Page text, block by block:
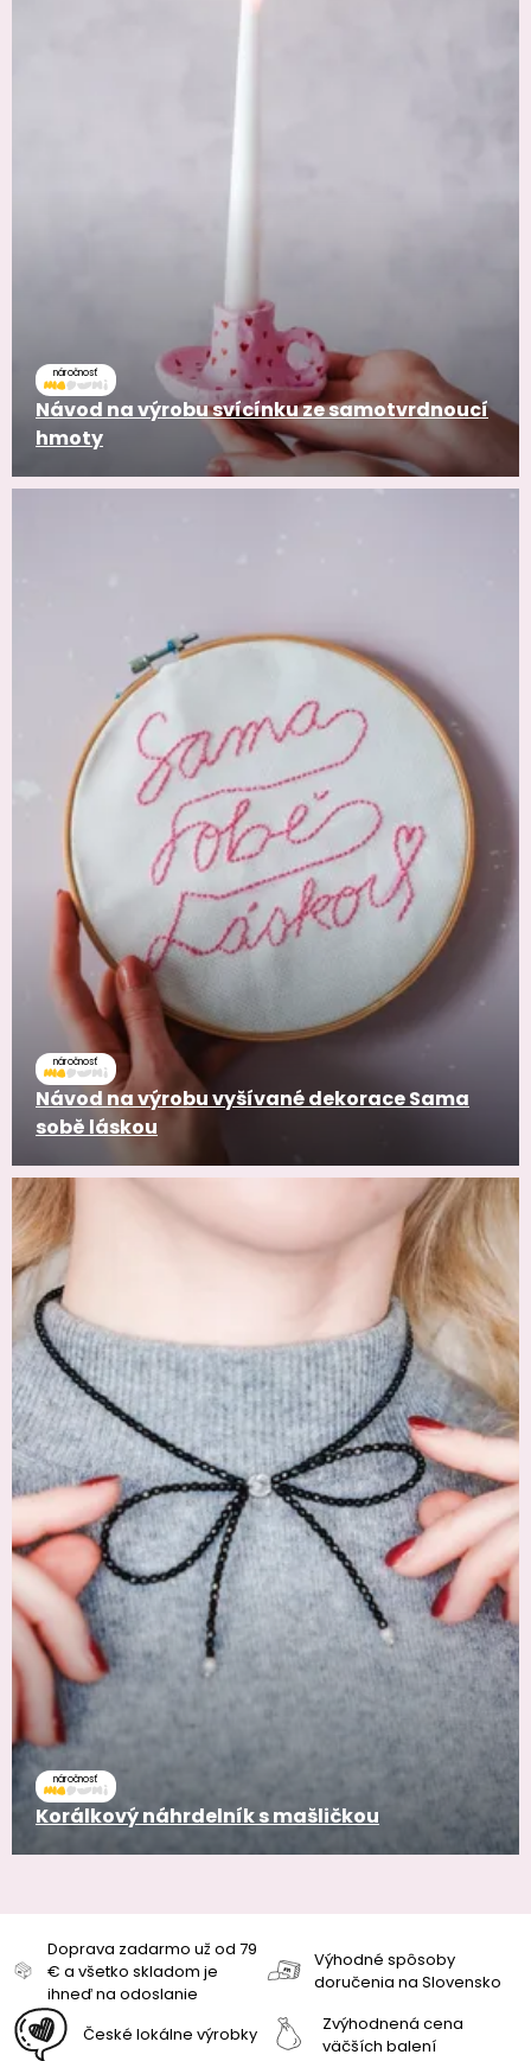
náročnosť
Návod na výrobu svícínku ze samotvrdnoucí
hmoty
náročnosť
Návod na výrobu vyšívané dekorace Sama
sobě láskou
náročnosť
Korálkový náhrdelník s mašličkou
Doprava zadarmo už od 79
€ a všetko skladom je
ihneď na odoslanie
Výhodné spôsoby
doručenia na Slovensko
České lokálne výrobky
Zvýhodnená cena
väčších balení